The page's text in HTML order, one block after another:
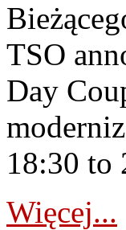
TSO
Day
18:30 to
Więcej...